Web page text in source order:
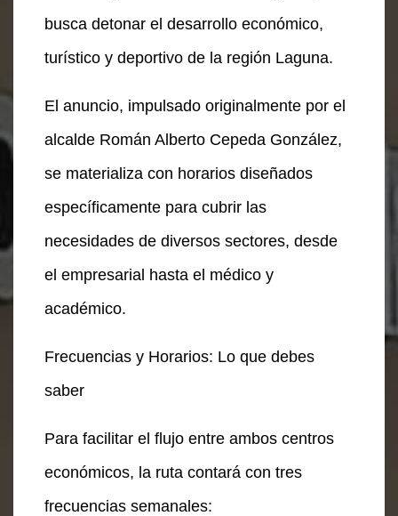
busca detonar el desarrollo económico,
turístico y deportivo de la región Laguna.
El anuncio, impulsado originalmente por el
alcalde Román Alberto Cepeda González,
se materializa con horarios diseñados
específicamente para cubrir las
necesidades de diversos sectores, desde
el empresarial hasta el médico y
académico.
Frecuencias y Horarios: Lo que debes
saber
Para facilitar el flujo entre ambos centros
económicos, la ruta contará con tres
frecuencias semanales: